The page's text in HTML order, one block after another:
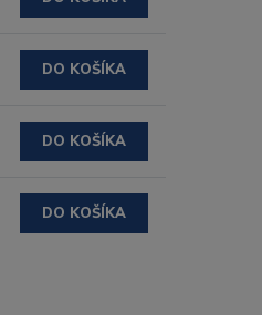
DO KOŠÍKA
DO KOŠÍKA
DO KOŠÍKA